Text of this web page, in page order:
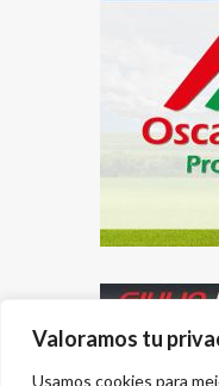
Valoramos tu
Usamos cookies para